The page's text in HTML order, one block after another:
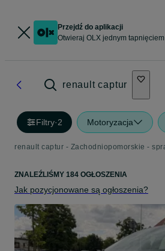
Przejdź do aplikacji
Otwieraj OLX jednym tapnięciem
renault captur
Filtry·2 Motoryzacja
ZNALEŹLIŚMY 184 OGŁOSZENIA
Jak pozycjonowane są ogłoszenia?